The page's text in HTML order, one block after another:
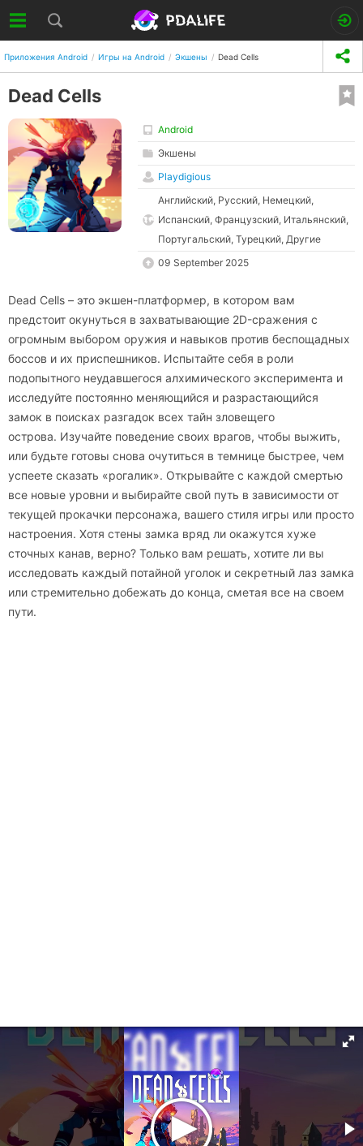
Приложения Android Игры на Android Экшены Dead Cells
Dead Cells
Android
Экшены
Playdigious
Английский, Русский, Немецкий,
Испанский, Французский, Итальянский,
Португальский, Турецкий, Другие
09 September 2025
Dead Cells – это экшен-платформер, в котором вам
предстоит окунуться в захватывающие 2D-сражения с
огромным выбором оружия и навыков против беспощадных
боссов и их приспешников. Испытайте себя в роли
подопытного неудавшегося алхимического эксперимента и
исследуйте постоянно меняющийся и разрастающийся
замок в поисках разгадок всех тайн зловещего
острова. Изучайте поведение своих врагов, чтобы выжить,
или будьте готовы снова очутиться в темнице быстрее, чем
успеете сказать «рогалик». Открывайте с каждой смертью
все новые уровни и выбирайте свой путь в зависимости от
текущей прокачки персонажа, вашего стиля игры или просто
настроения. Хотя стены замка вряд ли окажутся хуже
сточных канав, верно? Только вам решать, хотите ли вы
исследовать каждый потайной уголок и секретный лаз замка
или стремительно добежать до конца, сметая все на своем
пути.